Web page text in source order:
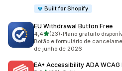
Built for Shopify
EU Withdrawal Button Free
4,4de 5 estrelas
(23)
23 avaliações ao todo
•Plano gratuito
Botão e formulário de
de junho de 2026
EA• Accessibility ADA WCAG